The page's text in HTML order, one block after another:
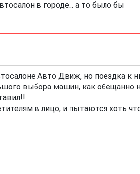
в городе... а то было бы
Авто Движ, но поездка к
выбора машин, как обещанно
в лицо, и пытаются хоть